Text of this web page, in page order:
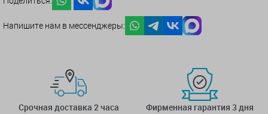
Напишите нам в мессенджеры:
Срочная доставка 2 часа
Фирменная гарантия 3 дня